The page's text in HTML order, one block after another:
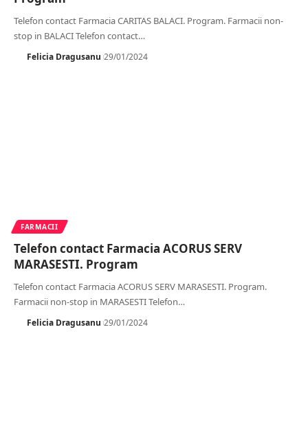
Telefon contact Farmacia CARITAS BALACI. Program. Farmacii non-
stop in BALACI Telefon contact…
Felicia Dragusanu 29/01/2024
FARMACII
Telefon contact Farmacia ACORUS SERV
MARASESTI. Program
Telefon contact Farmacia ACORUS SERV MARASESTI. Program.
Farmacii non-stop in MARASESTI Telefon…
Felicia Dragusanu 29/01/2024